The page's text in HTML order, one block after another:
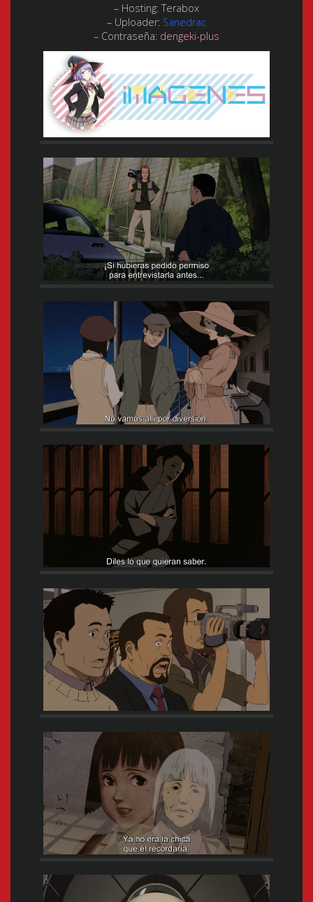
– Hosting:Terabox
– Uploader: Sanedrac
– Contraseña: dengeki-plus